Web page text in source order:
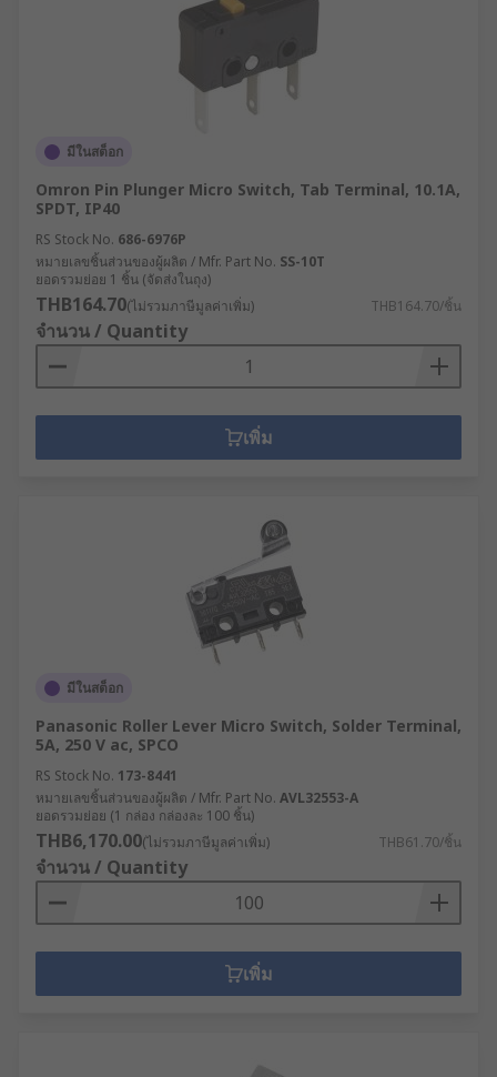
มีในสต็อก
Omron Pin Plunger Micro Switch, Tab Terminal, 10.1A,
SPDT, IP40
RS Stock No. 686-6976P
หมายเลขชิ้นส่วนของผู้ผลิต / Mfr. Part No. SS-10T
ยอดรวมย่อย 1 ชิ้น (จัดส่งในถุง)
THB164.70(ไม่รวมภาษีมูลค่าเพิ่ม) THB164.70/ชิ้น
จำนวน / Quantity
เพิ่ม
มีในสต็อก
Panasonic Roller Lever Micro Switch, Solder Terminal,
5A, 250 V ac, SPCO
RS Stock No. 173-8441
หมายเลขชิ้นส่วนของผู้ผลิต / Mfr. Part No. AVL32553-A
ยอดรวมย่อย (1 กล่อง กล่องละ 100 ชิ้น)
THB6,170.00(ไม่รวมภาษีมูลค่าเพิ่ม) THB61.70/ชิ้น
จำนวน / Quantity
เพิ่ม